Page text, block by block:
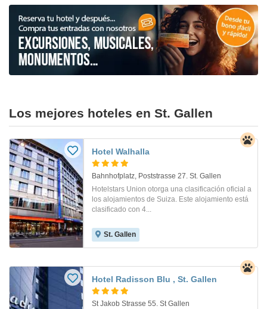
Los mejores hoteles en St. Gallen
Hotel Walhalla
Bahnhofplatz, Poststrasse 27. St. Gallen
Hotelstars Union otorga una clasificación oficial a
los alojamientos de Suiza. Este alojamiento está
clasificado con 4...
St. Gallen
Hotel Radisson Blu , St. Gallen
St Jakob Strasse 55. St Gallen